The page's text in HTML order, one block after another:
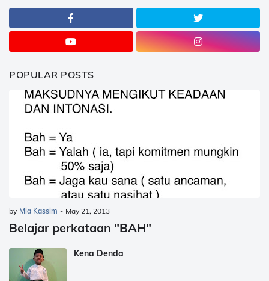
POPULAR POSTS
by Mia Kassim - May 21, 2013
Belajar perkataan "BAH"
Kena Denda